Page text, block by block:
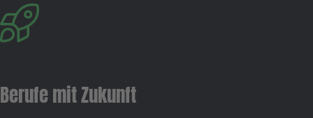
Berufe mit Zukunft